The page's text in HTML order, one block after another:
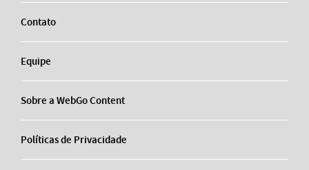
Contato
Equipe
Sobre a WebGo Content
Políticas de Privacidade